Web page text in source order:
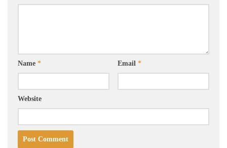
Name * Email *
Website